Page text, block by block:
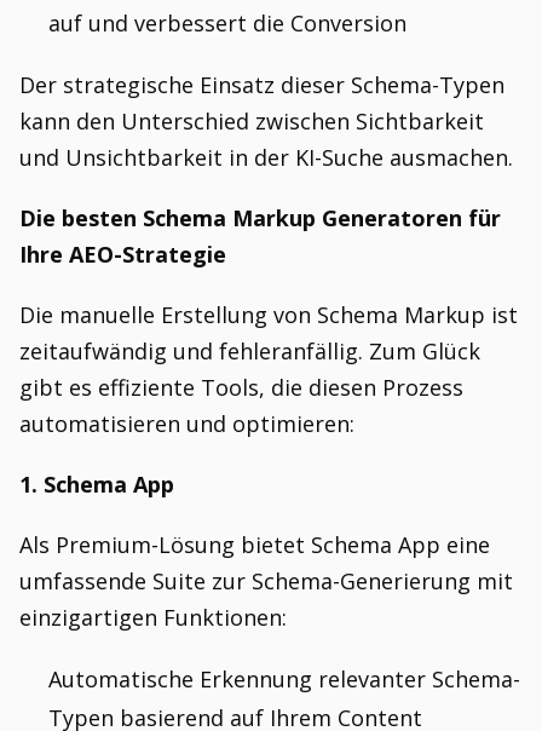
auf und verbessert die Conversion
Der strategische Einsatz dieser Schema-Typen
kann den Unterschied zwischen Sichtbarkeit
und Unsichtbarkeit in der KI-Suche ausmachen.
Die besten Schema Markup Generatoren für
Ihre AEO-Strategie
Die manuelle Erstellung von Schema Markup ist
zeitaufwändig und fehleranfällig. Zum Glück
gibt es effiziente Tools, die diesen Prozess
automatisieren und optimieren:
1. Schema App
Als Premium-Lösung bietet Schema App eine
umfassende Suite zur Schema-Generierung mit
einzigartigen Funktionen:
Automatische Erkennung relevanter Schema-
Typen basierend auf Ihrem Content